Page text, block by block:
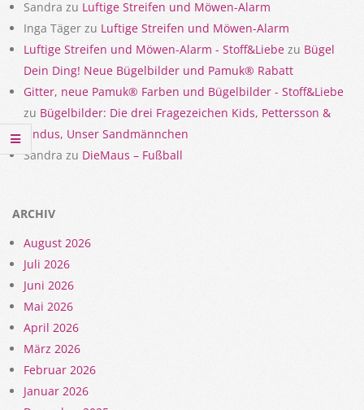
Sandra zu Luftige Streifen und Möwen-Alarm
Inga Täger zu Luftige Streifen und Möwen-Alarm
Luftige Streifen und Möwen-Alarm - Stoff&Liebe zu Bügel
Dein Ding! Neue Bügelbilder und Pamuk® Rabatt
Gitter, neue Pamuk® Farben und Bügelbilder - Stoff&Liebe
zu Bügelbilder: Die drei Fragezeichen Kids, Pettersson &
Findus, Unser Sandmännchen
Sandra zu DieMaus – Fußball
ARCHIV
August 2026
Juli 2026
Juni 2026
Mai 2026
April 2026
März 2026
Februar 2026
Januar 2026